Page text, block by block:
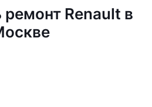
ремонт Renault в